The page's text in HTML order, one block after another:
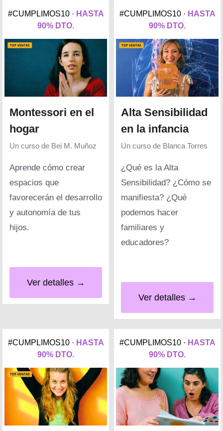
#CUMPLIMOS10 · HASTA
90% DTO.
Montessori en el
hogar
Un curso de Bei M. Muñoz
Aprende cómo crear
espacios que
favorecerán el desarrollo
y autonomía de tus
hijos.
Ver detalles →
#CUMPLIMOS10 · HASTA
90% DTO.
Alta Sensibilidad
en la infancia
Un curso de Blanca Torres
¿Qué es la Alta
Sensibilidad? ¿Cómo se
manifiesta? ¿Qué
podemos hacer
familiares y
educadores?
Ver detalles →
#CUMPLIMOS10 · HASTA
90% DTO.
#CUMPLIMOS10 · HASTA
90% DTO.